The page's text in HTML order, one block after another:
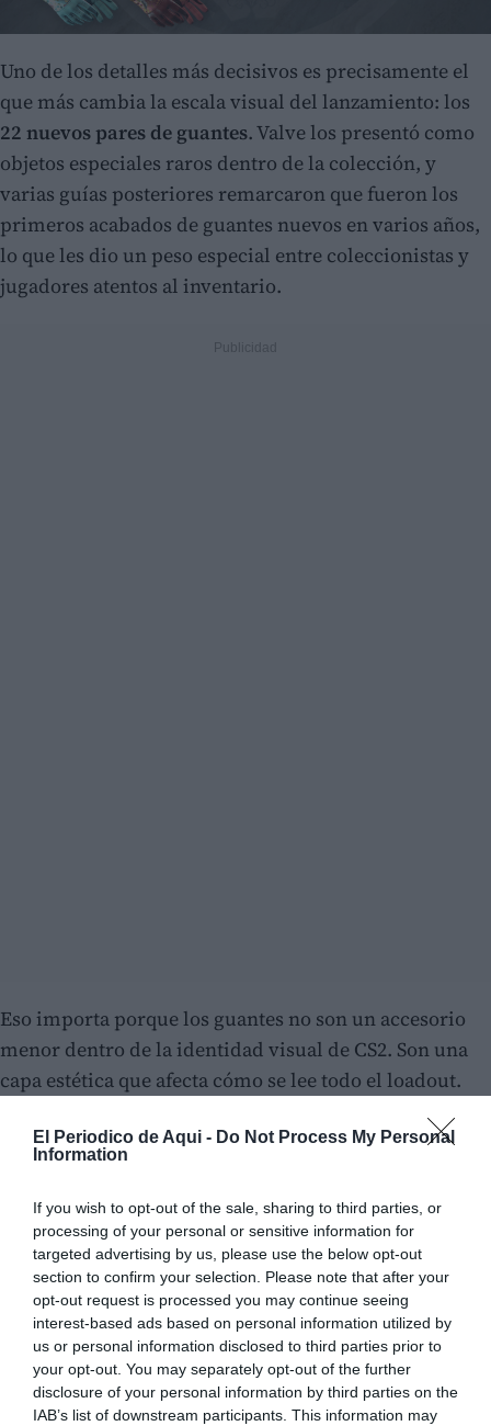
El Periodico de Aqui - Do Not Process My Personal
Information
If you wish to opt-out of the sale, sharing to third parties, or
processing of your personal or sensitive information for
targeted advertising by us, please use the below opt-out
section to confirm your selection. Please note that after your
opt-out request is processed you may continue seeing
interest-based ads based on personal information utilized by
us or personal information disclosed to third parties prior to
your opt-out. You may separately opt-out of the further
disclosure of your personal information by third parties on the
IAB’s list of downstream participants. This information may
Uno de los detalles más decisivos es precisamente el
que más cambia la escala visual del lanzamiento: los
22 nuevos pares de guantes. Valve los presentó como
objetos especiales raros dentro de la colección, y
varias guías posteriores remarcaron que fueron los
primeros acabados de guantes nuevos en varios años,
lo que les dio un peso especial entre coleccionistas y
jugadores atentos al inventario.
Eso importa porque los guantes no son un accesorio
menor dentro de la identidad visual de CS2. Son una
capa estética que afecta cómo se lee todo el loadout.
Cuando una colección introduce tantos guantes de
una vez, deja de ser solo una actualización de armas y
inventario. Ahí Dead Hand se vuelve mucho más
ambiciosa que una colección estándar. No solo ofrece
piezas aisladas, ofrece combinaciones posibles.
Además, varias guías sobre los guantes de Dead Hand
destacan quemezclan patrones textiles, elementos
tácticos y paletas de color más expresivas o más
severas según el modelo. Eso refuerza la idea de que la